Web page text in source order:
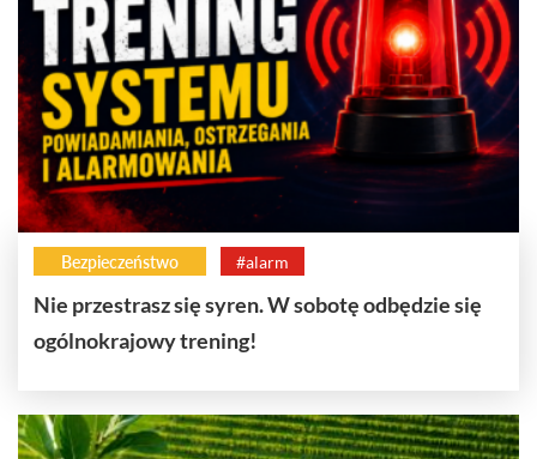
Bezpieczeństwo #alarm
Nie przestrasz się syren. W sobotę odbędzie się
ogólnokrajowy trening!